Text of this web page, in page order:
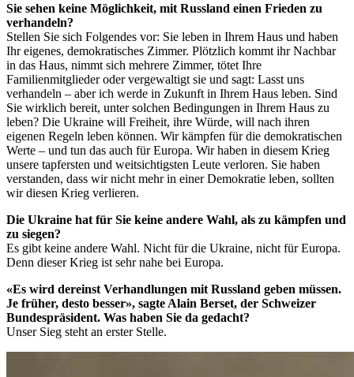
Sie sehen keine Möglichkeit, mit Russland einen Frieden zu
verhandeln?
Stellen Sie sich Folgendes vor: Sie leben in Ihrem Haus und haben
Ihr eigenes, demokratisches Zimmer. Plötzlich kommt ihr Nachbar
in das Haus, nimmt sich mehrere Zimmer, tötet Ihre
Familienmitglieder oder vergewaltigt sie und sagt: Lasst uns
verhandeln – aber ich werde in Zukunft in Ihrem Haus leben. Sind
Sie wirklich bereit, unter solchen Bedingungen in Ihrem Haus zu
leben? Die Ukraine will Freiheit, ihre Würde, will nach ihren
eigenen Regeln leben können. Wir kämpfen für die demokratischen
Werte – und tun das auch für Europa. Wir haben in diesem Krieg
unsere tapfersten und weitsichtigsten Leute verloren. Sie haben
verstanden, dass wir nicht mehr in einer Demokratie leben, sollten
wir diesen Krieg verlieren.
Die Ukraine hat für Sie keine andere Wahl, als zu kämpfen und
zu siegen?
Es gibt keine andere Wahl. Nicht für die Ukraine, nicht für Europa.
Denn dieser Krieg ist sehr nahe bei Europa.
«Es wird dereinst Verhandlungen mit Russland geben müssen.
Je früher, desto besser», sagte Alain Berset, der Schweizer
Bundespräsident. Was haben Sie da gedacht?
Unser Sieg steht an erster Stelle.